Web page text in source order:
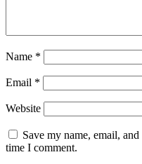
Name *
Email *
Website
Save my name, email,
time I comment.